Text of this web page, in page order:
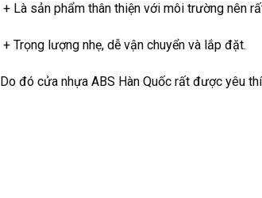
+ Là sản phẩm thân thiện với môi trường nên
+ Trọng lượng nhẹ, dễ vận chuyển và lắp đặt.
Do đó cửa nhựa ABS Hàn Quốc rất được yêu